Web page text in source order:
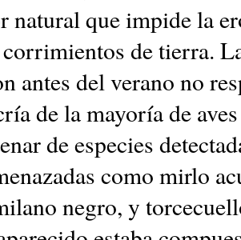
natural que impide la
de tierra.
antes del verano no
de la mayoría de
de especies
como mirlo
negro, y